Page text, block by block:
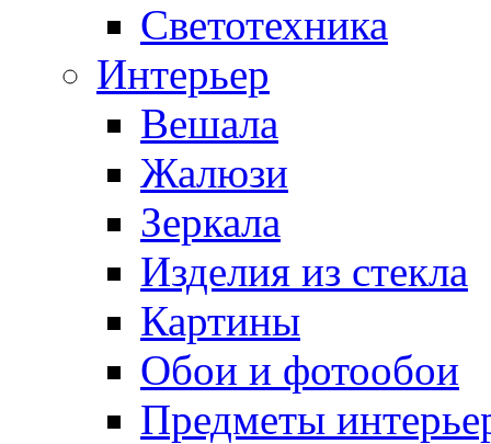
Светотехника
Интерьер
Вешала
Жалюзи
Зеркала
Изделия из стекла
Картины
Обои и фотообои
Предметы